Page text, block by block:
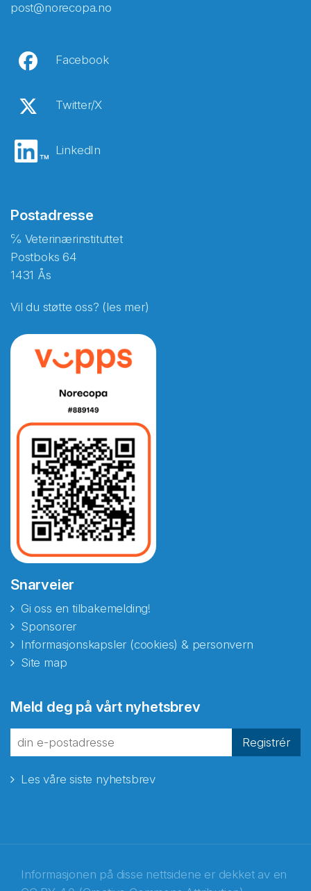
post@norecopa.no
Facebook
Twitter/X
LinkedIn
Postadresse
℅ Veterinærinstituttet
Postboks 64
1431 Ås
Vil du støtte oss? (les mer)
Snarveier
Gi oss en tilbakemelding!
Sponsorer
Informasjonskapsler (cookies) & personvern
Site map
Meld deg på vårt nyhetsbrev
Registrér
Les våre siste nyhetsbrev
Informasjonen på disse nettsidene er dekket av en